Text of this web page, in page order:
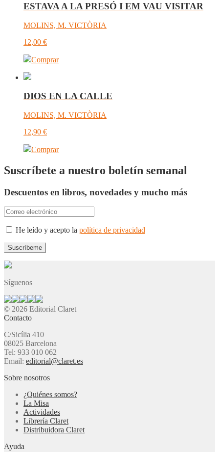
ESTAVA A LA PRESÓ I EM VAU VISITAR
MOLINS, M. VICTÒRIA
12,00 €
Comprar
DIOS EN LA CALLE
MOLINS, M. VICTÒRIA
12,90 €
Comprar
Suscríbete a nuestro boletín semanal
Descuentos en libros, novedades y mucho más
He leído y acepto la política de privacidad
Síguenos
© 2026 Editorial Claret
Contacto
C/Sicília 410
08025 Barcelona
Tel: 933 010 062
Email: editorial@claret.es
Sobre nosotros
¿Quiénes somos?
La Misa
Actividades
Librería Claret
Distribuidora Claret
Ayuda